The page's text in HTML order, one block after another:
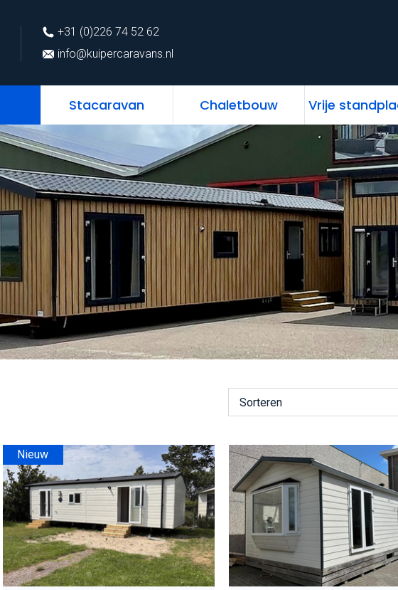
+31 (0)226 74 52 62
info@kuipercaravans.nl
Stacaravan Chaletbouw Vrije
info@kuipercaravans.nl
Home
Sorteren
Nieuw